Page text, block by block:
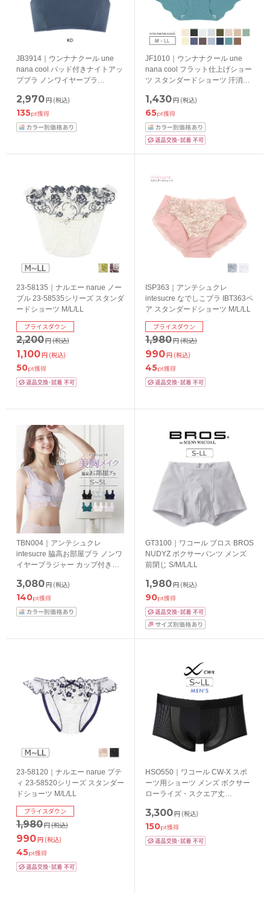
JB3914｜ウンナナクール une
nana cool パッド付きナイトアッ
プブラ ノンワイヤーブラ
2,970円 (税込)
135pt獲得
JF1010｜ウンナナクール une
nana cool フラット仕上げショー
ツ スタンダードショーツ 汗消臭
1,430円 (税込)
65pt獲得
23-58135｜ナルエー narue ノー
ブル 23-58535シリーズ スタンダ
ードショーツ M/L/LL
2,200円(税込)
プライスダウン
1,100円 (税込)
50pt獲得
ISP363｜アンテシュクレ
intesucre なでしこブラ IBT363ペ
ア スタンダードショーツ M/L/LL
1,980円(税込)
プライスダウン
990円 (税込)
45pt獲得
TBN004｜アンテシュクレ
intesucre 脇高お部屋ブラ ノンワ
イヤーブラジャー カップ付きハ
イズ 大きいサイズ S-M/M-L/L-
LL/LL-3L/3L-4L/4L-5L
3,080円 (税込)
140pt獲得
GT3100｜ワコール ブロス BROS
NUDYZ ボクサーパンツ メンズ
前閉じ S/M/L/LL
1,980円 (税込)
90pt獲得
23-58120｜ナルエー narue プテ
ィ 23-58520シリーズ スタンダー
ドショーツ M/L/LL
1,980円(税込)
プライスダウン
990円 (税込)
45pt獲得
HSO550｜ワコール CW-X スポ
ーツ用ショーツ メンズ ボクサー
ローライズ・スクエア丈
3,300円 (税込)
150pt獲得